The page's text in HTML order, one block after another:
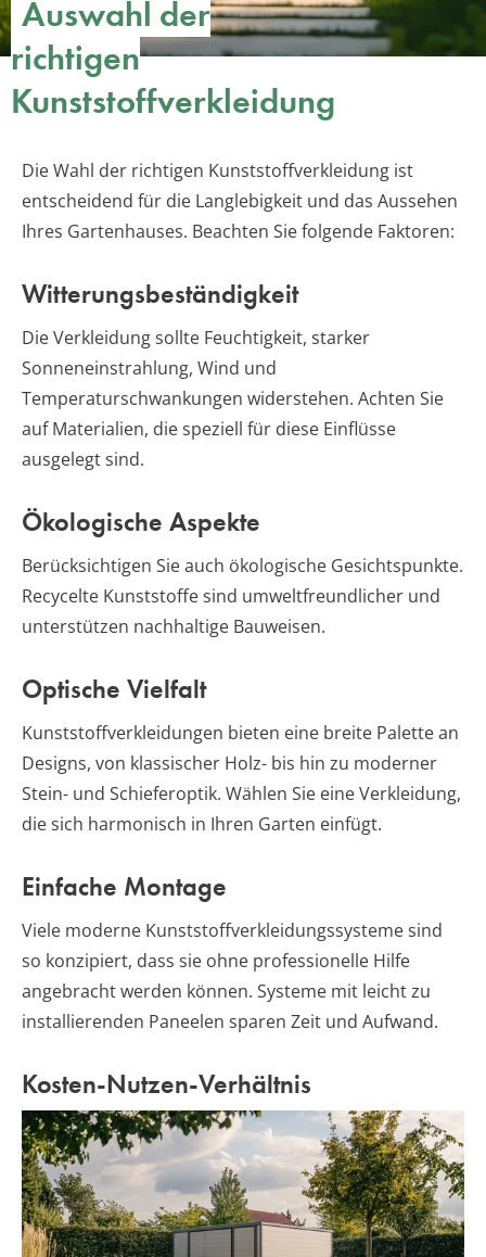
Auswahl der
richtigen
Kunststoffverkleidung
Die Wahl der richtigen Kunststoffverkleidung ist
entscheidend für die Langlebigkeit und das Aussehen
Ihres Gartenhauses. Beachten Sie folgende Faktoren:
Witterungsbeständigkeit
Die Verkleidung sollte Feuchtigkeit, starker
Sonneneinstrahlung, Wind und
Temperaturschwankungen widerstehen. Achten Sie
auf Materialien, die speziell für diese Einflüsse
ausgelegt sind.
Ökologische Aspekte
Berücksichtigen Sie auch ökologische Gesichtspunkte.
Recycelte Kunststoffe sind umweltfreundlicher und
unterstützen nachhaltige Bauweisen.
Optische Vielfalt
Kunststoffverkleidungen bieten eine breite Palette an
Designs, von klassischer Holz- bis hin zu moderner
Stein- und Schieferoptik. Wählen Sie eine Verkleidung,
die sich harmonisch in Ihren Garten einfügt.
Einfache Montage
Viele moderne Kunststoffverkleidungssysteme sind
so konzipiert, dass sie ohne professionelle Hilfe
angebracht werden können. Systeme mit leicht zu
installierenden Paneelen sparen Zeit und Aufwand.
Kosten-Nutzen-Verhältnis